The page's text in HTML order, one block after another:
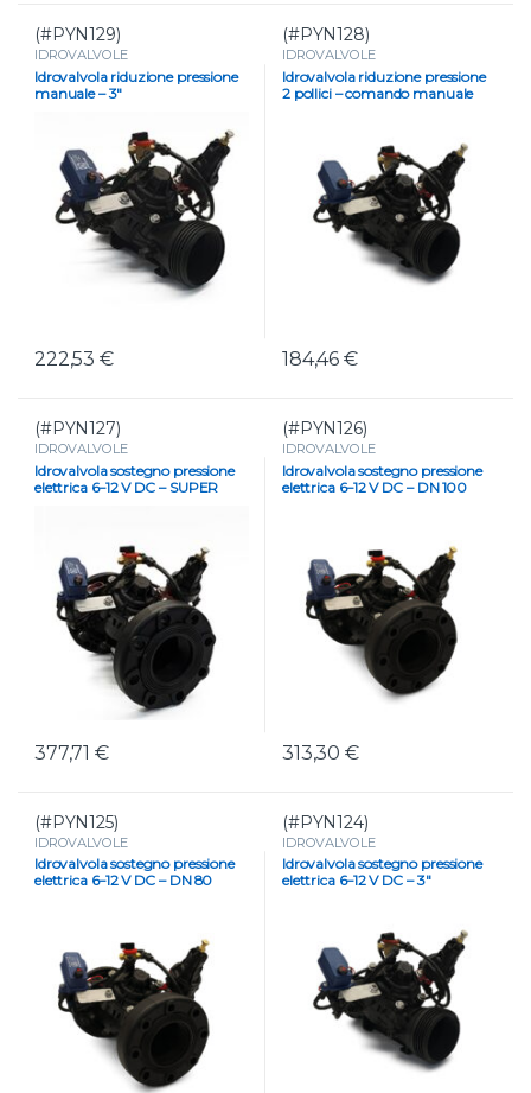
(#PYN129)
IDROVALVOLE
Idrovalvola riduzione pressione
manuale – 3″
222,53€
(#PYN128)
IDROVALVOLE
Idrovalvola riduzione pressione
2 pollici – comando manuale
184,46€
(#PYN127)
IDROVALVOLE
Idrovalvola sostegno pressione
elettrica 6–12 V DC – SUPER
377,71€
(#PYN126)
IDROVALVOLE
Idrovalvola sostegno pressione
elettrica 6–12 V DC – DN 100
313,30€
(#PYN125)
IDROVALVOLE
Idrovalvola sostegno pressione
elettrica 6–12 V DC – DN 80
(#PYN124)
IDROVALVOLE
Idrovalvola sostegno pressione
elettrica 6–12 V DC – 3″